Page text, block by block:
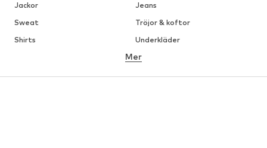
Jackor
Jeans
Sweat
Tröjor & koftor
Shirts
Underkläder
Skjortor
Rockar
Kostymer & kavajer
Mer